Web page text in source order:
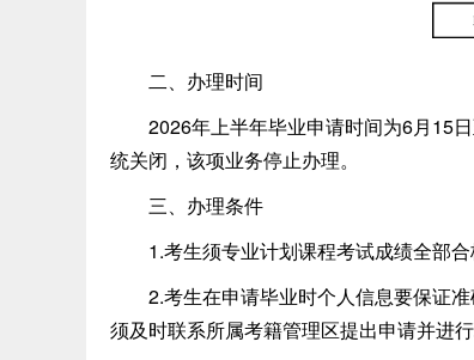
二、办理时间
2026年上半年毕业申请时间为6月15日
统关闭，该项业务停止办理。
三、办理条件
1.考生须专业计划课程考试成绩全部合
2.考生在申请毕业时个人信息要保证准
须及时联系所属考籍管理区提出申请并进行